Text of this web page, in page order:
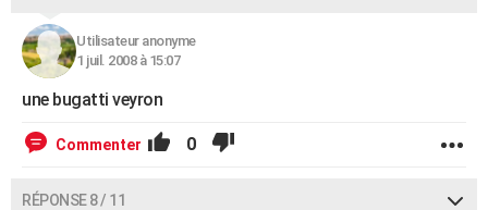
Utilisateur anonyme
1 juil. 2008 à 15:07
une bugatti veyron
Commenter 0
RÉPONSE 8 / 11